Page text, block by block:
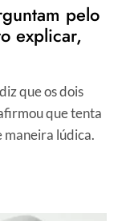
pelo
explicar,
que os dois
que tenta
maneira lúdica.